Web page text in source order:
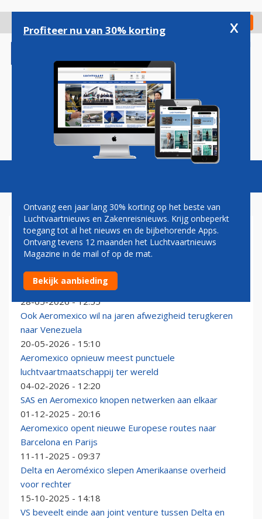
gaan
Check in
Magazine Podcasts Vacatures
AEROMEXICO
Aeromexico tien jaar op Schiphol: van nieuwkomer tot
gevestigde naam
28-05-2026 - 12:55
Ook Aeromexico wil na jaren afwezigheid terugkeren
naar Venezuela
20-05-2026 - 15:10
Aeromexico opnieuw meest punctuele
luchtvaartmaatschappij ter wereld
04-02-2026 - 12:20
SAS en Aeromexico knopen netwerken aan elkaar
01-12-2025 - 20:16
Aeromexico opent nieuwe Europese routes naar
Barcelona en Parijs
11-11-2025 - 09:37
Delta en Aeroméxico slepen Amerikaanse overheid
voor rechter
15-10-2025 - 14:18
VS beveelt einde aan joint venture tussen Delta en
Profiteer nu van 30% korting x
Ontvang een jaar lang 30% korting op het beste van
Luchtvaartnieuws en Zakenreisnieuws. Krijg onbeperkt
toegang tot al het nieuws en de bijbehorende Apps.
Ontvang tevens 12 maanden het Luchtvaartnieuws
Magazine in de mail of op de mat.
Bekijk aanbieding